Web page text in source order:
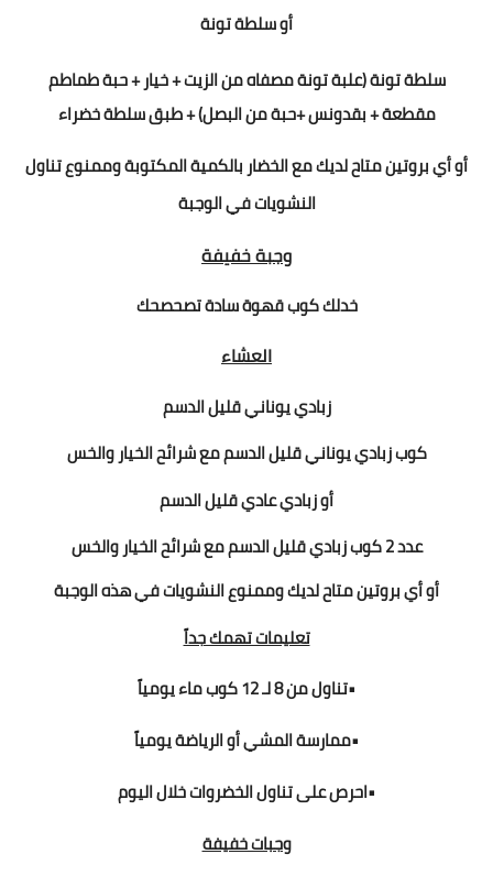
أوسلطة تونة
سلطة تونة (علبة تونة مصفاه من الزيت + خيار + حبة طماطم
مقطعة+ بقدونس +حبة من البصل) + طبق سلطة خضراء
أو أي بروتين متاح لديك مع الخضار بالكمية المكتوبةوممنوع تناول
النشويات في الوجبة
وجبة خفيفة
خدلك كوب قهوة سادة تصحصحك
العشاء
زبادي يوناني قليل الدسم
كوب زبادي يوناني قليل الدسم مع شرائح الخيار والخس
أوزبادي عادي قليل الدسم
عدد 2 كوب زبادي قليل الدسم مع شرائح الخيار والخس
أو أي بروتين متاح لديكوممنوع النشويات في هذه الوجبة
تعليمات تهمك جداً
•تناول من 8 لـ 12 كوب ماء يومياً
•ممارسة المشي أو الرياضة يومياً
•احرص على تناول الخضروات خلال اليوم
وجبات خفيفة